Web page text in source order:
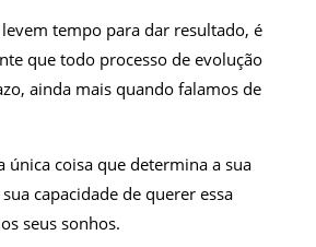
tempo para dar resultado, é
que todo processo de evolução
ainda mais quando falamos de
única coisa que determina a sua
capacidade de querer essa
seus sonhos.